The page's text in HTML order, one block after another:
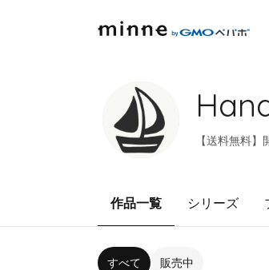
【送料無料
作品一覧 シリーズ
すべて 販売中